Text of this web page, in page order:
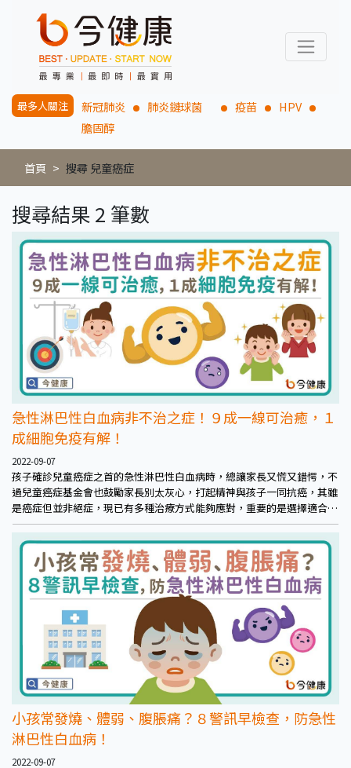
最多人關注 新冠肺炎 肺炎鏈球菌 疫苗
HPV
膽固醇
首頁 搜尋 兒童癌症
搜尋結果 2 筆數
急性淋巴性白血病非不治之症！９成一線可治癒，１
成細胞免疫有解！
2022-09-07
孩子確診兒童癌症之首的急性淋巴性白血病時，總讓家長又慌又錯愕，不
過兒童癌症基金會也鼓勵家長別太灰心，打起精神與孩子一同抗癌，其雖
是癌症但並非絕症，現已有多種治療方式能夠應對，重要的是選擇適合的
治療方式積極治療！
小孩常發燒、體弱、腹脹痛？８警訊早檢查，防急性
淋巴性白血病！
2022-09-07